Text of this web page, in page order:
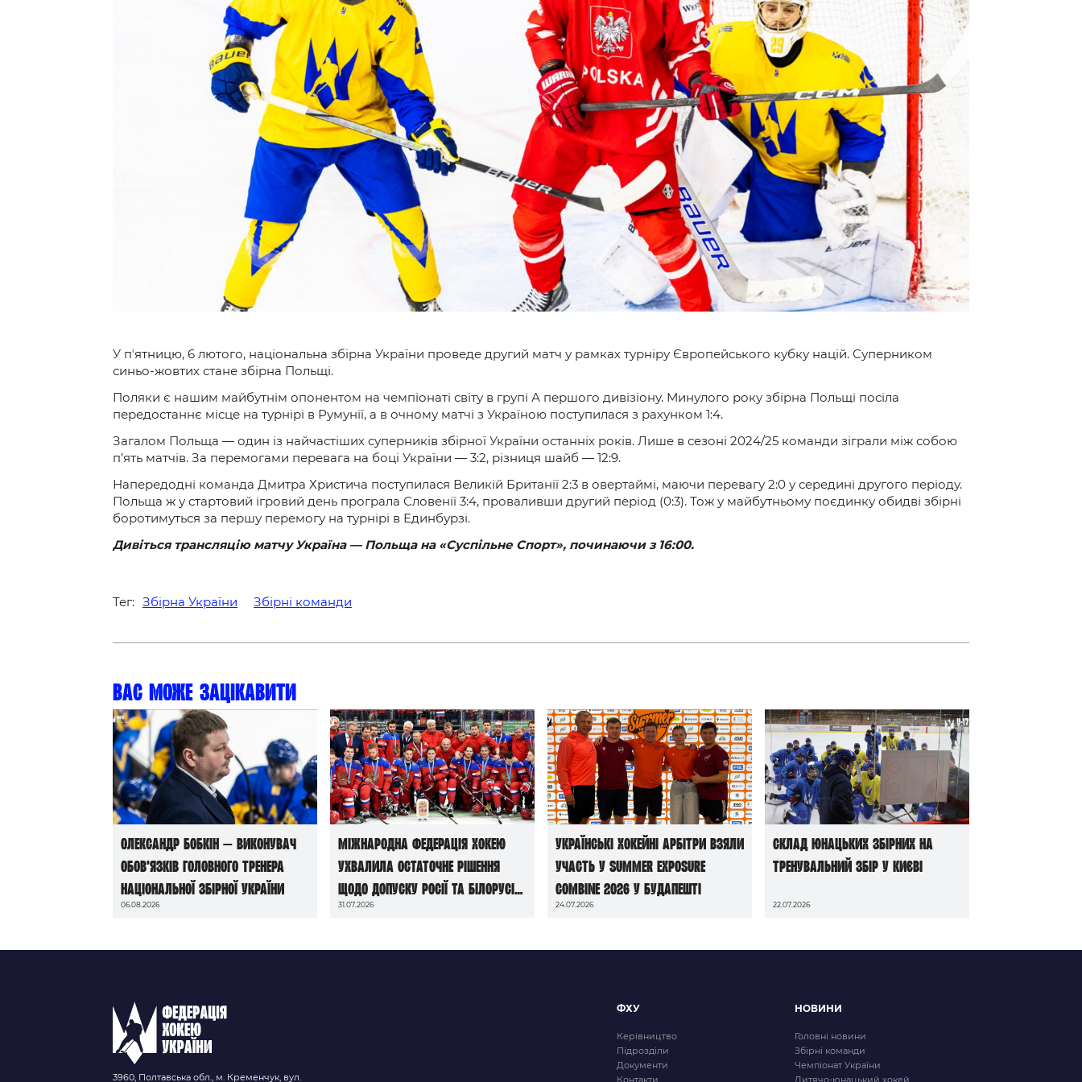
У пʼятницю, 6 лютого, національна збірна України проведе другий матч у рамках турніру Європейського кубку націй. Суперником
синьо-жовтих стане збірна Польщі.
Поляки є нашим майбутнім опонентом на чемпіонаті світу в групі А першого дивізіону. Минулого року збірна Польщі посіла
передостаннє місце на турнірі в Румунії, а в очному матчі з Україною поступилася з рахунком 1:4.
Загалом Польща — один із найчастіших суперників збірної України останніх років. Лише в сезоні 2024/25 команди зіграли між собою
п’ять матчів. За перемогами перевага на боці України — 3:2, різниця шайб — 12:9.
Напередодні команда Дмитра Христича поступилася Великій Британії 2:3 в овертаймі, маючи перевагу 2:0 у середині другого періоду.
Польща ж у стартовий ігровий день програла Словенії 3:4, проваливши другий період (0:3). Тож у майбутньому поєдинку обидві збірні
боротимуться за першу перемогу на турнірі в Единбурзі.
Дивіться трансляцію матчу Україна — Польща на «Суспільне Спорт», починаючи з 16:00.
Тег: Збірна України Збірні команди
Вас може зацікавити
Олександр Бобкін — виконувач
обов’язків головного тренера
національної збірної України
06.08.2026
Міжнародна федерація хокею
ухвалила остаточне рішення
щодо допуску росії та білорусі
до чемпіонатів світу сезону
31.07.2026
Українські хокейні арбітри взяли
участь у Summer Exposure
Combine 2026 у Будапешті
24.07.2026
Склад юнацьких збірних на
тренувальний збір у Києві
22.07.2026
3960, Полтавська обл., м. Кременчук, вул.
ФХУ
Керівництво
Підрозділи
Документи
Контакти
НОВИНИ
Головні новини
Збірні команди
Чемпіонат України
Дитячо-юнацький хокей